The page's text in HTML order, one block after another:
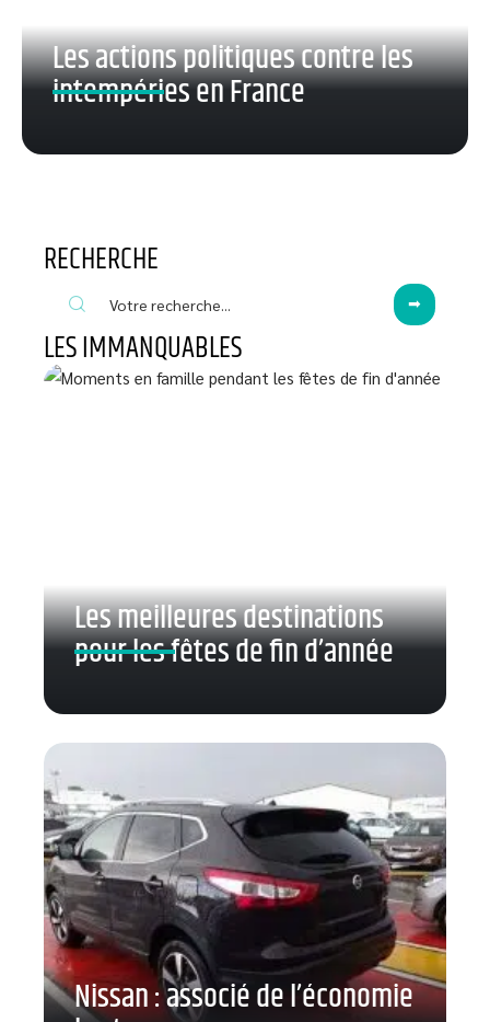
Les actions politiques contre les
intempéries en France
RECHERCHE
LES IMMANQUABLES
Les meilleures destinations
pour les fêtes de fin d’année
Nissan : associé de l’économie